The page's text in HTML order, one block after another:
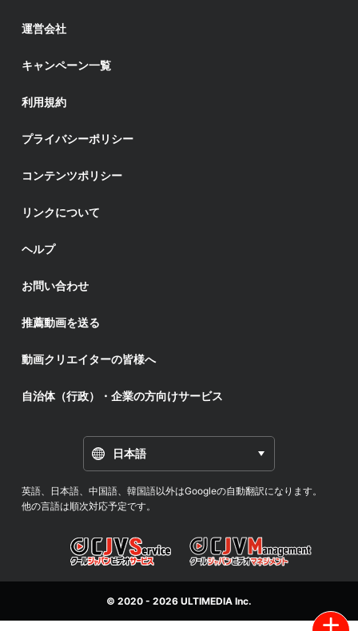
運営会社
キャンペーン一覧
利用規約
プライバシーポリシー
コンテンツポリシー
リンクについて
ヘルプ
お問い合わせ
推薦動画を送る
動画クリエイターの皆様へ
自治体（行政）・企業の方向けサービス
日本語
英語、日本語、中国語、韓国語以外はGoogleの自動翻訳になります。
他の言語は順次対応予定です。
© 2020 - 2026 ULTIMEDIA Inc.